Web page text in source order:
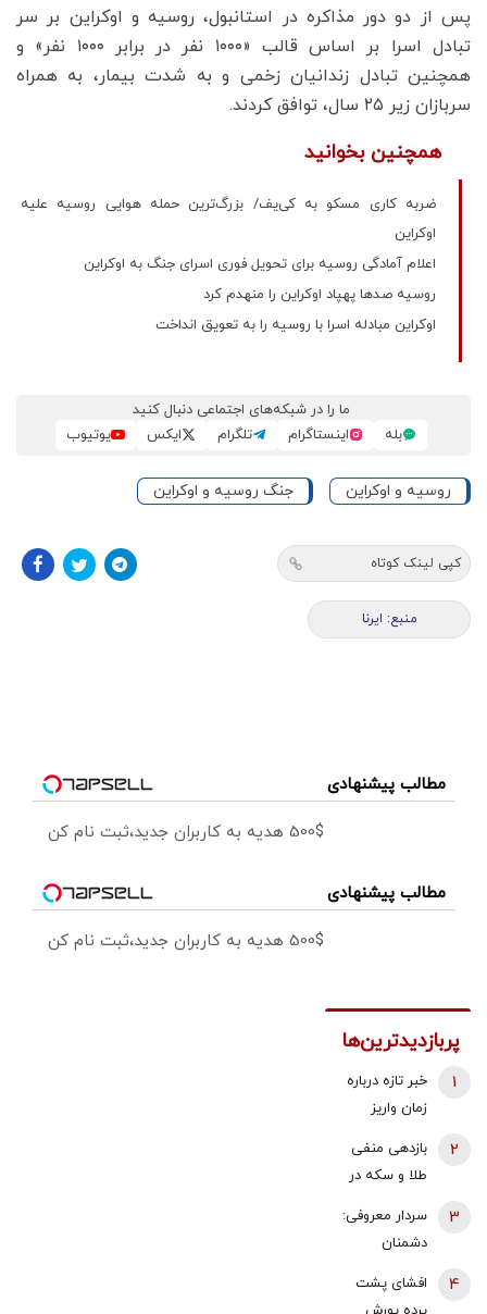
پس از دو دور مذاکره در استانبول، روسیه و اوکراین بر سر
تبادل اسرا بر اساس قالب «۱۰۰۰ نفر در برابر ۱۰۰۰ نفر» و
همچنین تبادل زندانیان زخمی و به شدت بیمار، به همراه
سربازان زیر ۲۵ سال، توافق کردند.
همچنین بخوانید
ضربه کاری مسکو به کی‌یف/ بزرگ‌ترین حمله هوایی روسیه علیه
اوکراین
اعلام آمادگی روسیه برای تحویل فوری اسرای جنگ به اوکراین
روسیه صدها پهپاد اوکراین را منهدم کرد
اوکراین مبادله اسرا با روسیه را به تعویق انداخت
ما را در شبکه‌های اجتماعی دنبال کنید
بله
اینستاگرام تلگرام ایکس یوتیوب
روسیه و اوکراین جنگ روسیه و اوکراین
کپی لینک کوتاه
منبع: ایرنا
مطالب پیشنهادی
500$ هدیه به کاربران جدید،ثبت نام کن
مطالب پیشنهادی
500$ هدیه به کاربران جدید،ثبت نام کن
پربازدیدترین‌ها
خبر تازه درباره
زمان واریز
فروردین و
بازنشستگان
تامین اجتماعی
1
بازدهی منفی
طلا و سکه در
پیش بینی
قیمت طلا با دو
2
سردار معروفی:
دشمنان
قادر به تصرف
3
افشای پشت
4